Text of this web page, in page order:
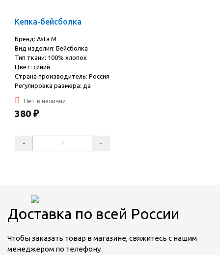
Кепка-бейсболка
Бренд: Asta M
Вид изделия: Бейсболка
Тип ткани: 100% хлопок
Цвет: синий
Страна производитель: Россия
Регулировка размера: да
Нет в наличии
380 ₽
Доставка по всей России
Чтобы заказать товар в магазине, свяжитесь с нашим
менеджером по телефону